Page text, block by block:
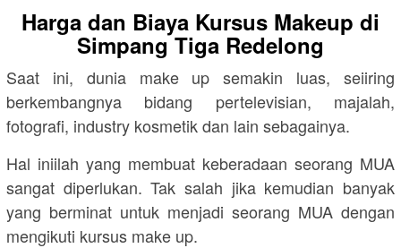
Harga dan Biaya Kursus Makeup di
Simpang Tiga Redelong
Saat ini, dunia make up semakin luas, seiiring
berkembangnya bidang pertelevisian, majalah,
fotografi, industry kosmetik dan lain sebagainya.
Hal iniilah yang membuat keberadaan seorang MUA
sangat diperlukan. Tak salah jika kemudian banyak
yang berminat untuk menjadi seorang MUA dengan
mengikuti kursus make up.